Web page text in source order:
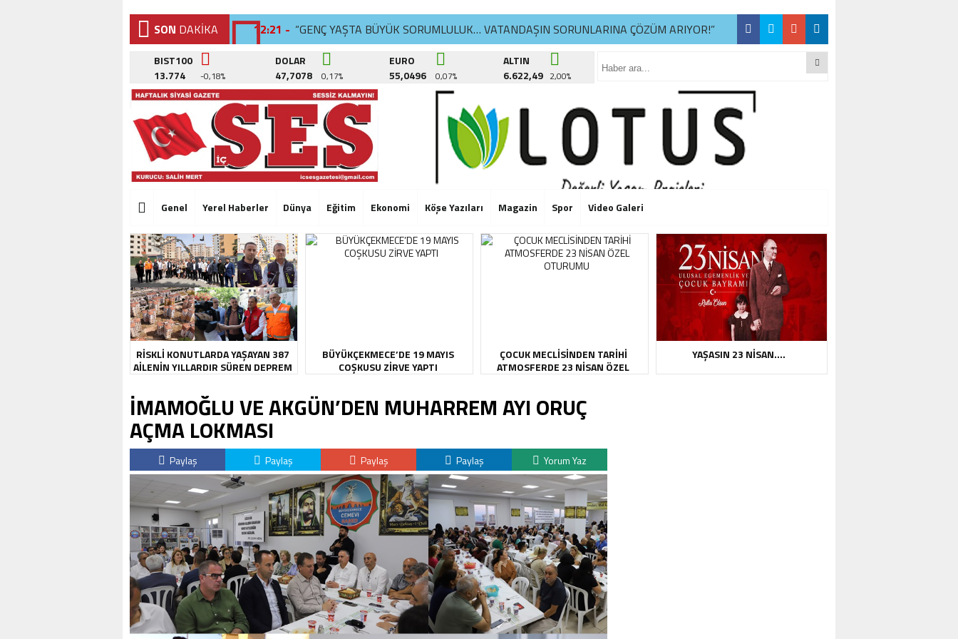
SON DAKİKA 12:21 - “GENÇ YAŞTA BÜYÜK SORUMLULUK… VATANDAŞIN SORUNLARINA ÇÖZÜM ARIYOR!”
12:02 - BEYLİKDÜZÜ’NDE YAZ SPOR KURSLARI TÜM HIZIYLA DEVAM EDİYOR
12:26 - SANATLA YAŞAM ATÖLYELERİ’NDE 6. DÖNEM BAŞLADI
12:21 -
“GENÇ YAŞTA BÜYÜK SORUMLULUK… VATANDAŞIN SORUNLARINA ÇÖZÜM ARIYOR!”
12:02 -
BEYLİKDÜZÜ’NDE YAZ SPOR KURSLARI TÜM HIZIYLA DEVAM EDİYOR
12:26 - SANATLA YAŞAM ATÖLYELERİ’NDE 6. DÖNEM BAŞLADI
BIST100
13.774
-0,18%
DOLAR
47,7078
0,17%
EURO
55,0496
0,07%
ALTIN
6.622,49 2,00%
Genel Yerel Haberler Dünya Eğitim Ekonomi Köşe Yazıları Magazin Spor Video Galeri
RİSKLİ KONUTLARDA YAŞAYAN 387
AİLENİN YILLARDIR SÜREN DEPREM
BÜYÜKÇEKMECE’DE 19 MAYIS
COŞKUSU ZİRVE YAPTI
ÇOCUK MECLİSİNDEN TARİHİ
ATMOSFERDE 23 NİSAN ÖZEL
YAŞASIN 23 NİSAN….
İMAMOĞLU VE AKGÜN’DEN MUHARREM AYI ORUÇ
AÇMA LOKMASI
Paylaş Paylaş Paylaş Paylaş Yorum Yaz